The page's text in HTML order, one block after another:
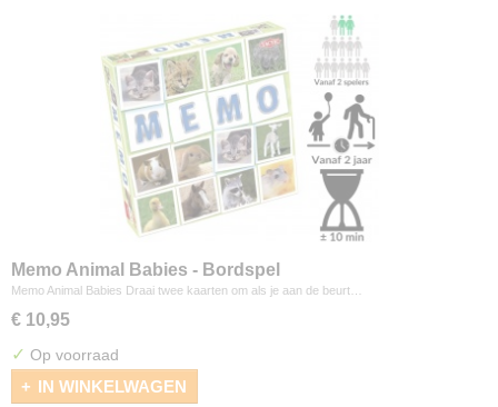
Memo Animal Babies - Bordspel
Memo Animal Babies Draai twee kaarten om als je aan de beurt…
€ 10,95
✓ Op voorraad
IN WINKELWAGEN